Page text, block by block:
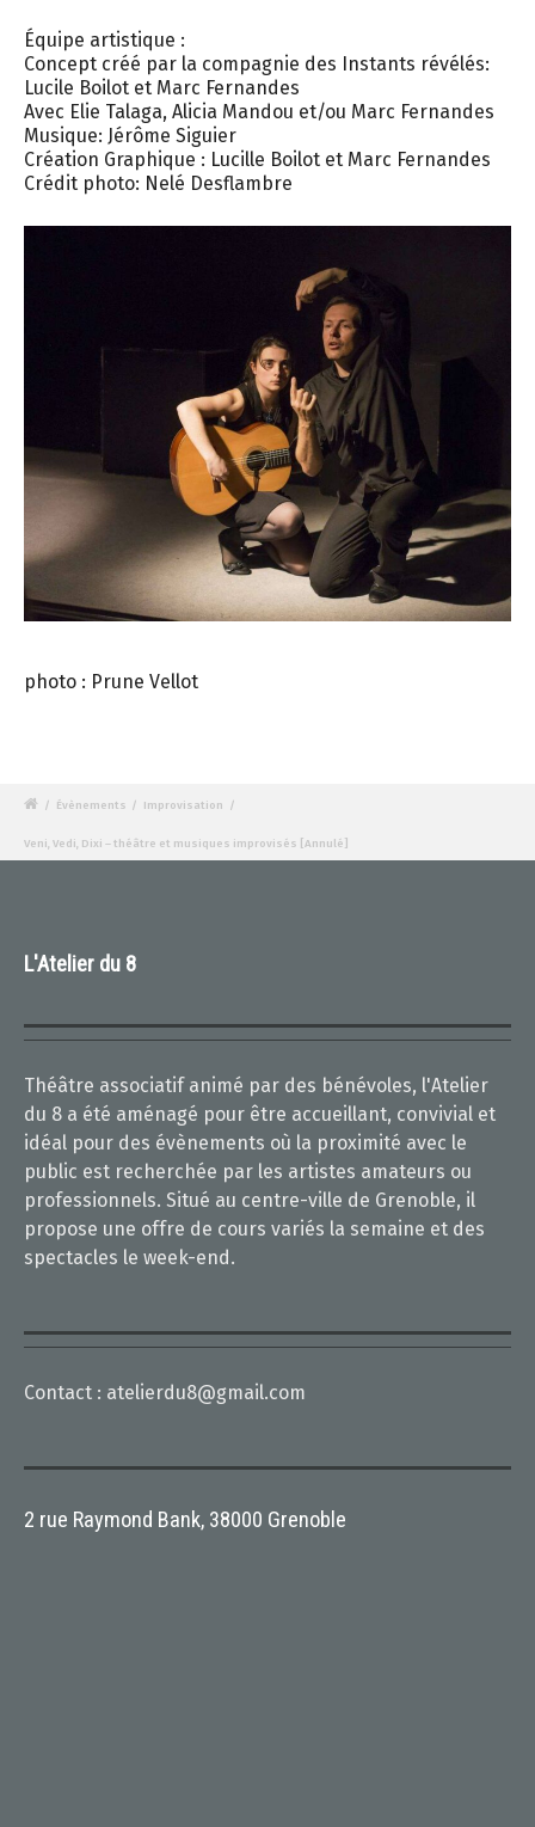
Équipe artistique :
Concept créé par la compagnie des Instants révélés:
Lucile Boilot et Marc Fernandes
Avec Elie Talaga, Alicia Mandou et/ou Marc Fernandes
Musique: Jérôme Siguier
Création Graphique : Lucille Boilot et Marc Fernandes
Crédit photo: Nelé Desflambre
photo : Prune Vellot
/ Évènements / Improvisation /
Veni, Vedi, Dixi – théâtre et musiques improvisés [Annulé]
L'Atelier du 8
Théâtre associatif animé par des bénévoles, l'Atelier
du 8 a été aménagé pour être accueillant, convivial et
idéal pour des évènements où la proximité avec le
public est recherchée par les artistes amateurs ou
professionnels. Situé au centre-ville de Grenoble, il
propose une offre de cours variés la semaine et des
spectacles le week-end.
Contact : atelierdu8@gmail.com
2 rue Raymond Bank, 38000 Grenoble